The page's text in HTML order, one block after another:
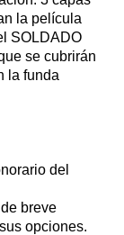
la película
SOLDADO
se cubrirán
la funda
del
breve
opciones.